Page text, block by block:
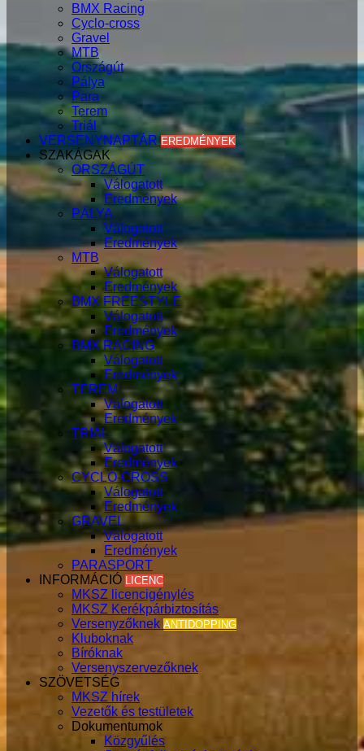
BMX Racing
Cyclo-cross
Gravel
MTB
Országút
Pálya
Para
Terem
Triál
VERSENYNAPTÁR EREDMÉNYEK
SZAKÁGAK
ORSZÁGÚT
Válogatott
Eredmények
PÁLYA
Válogatott
Eredmények
MTB
Válogatott
Eredmények
BMX FREESTYLE
Válogatott
Eredmények
BMX RACING
Válogatott
Eredmények
TEREM
Válogatott
Eredmények
TRIÁL
Válogatott
Eredmények
CYCLO-CROSS
Válogatott
Eredmények
GRAVEL
Válogatott
Eredmények
PARASPORT
INFORMÁCIÓ LICENC
MKSZ licencigénylés
MKSZ Kerékpárbiztosítás
Versenyzőknek ANTIDOPPING
Kluboknak
Bíróknak
Versenyszervezőknek
SZÖVETSÉG
MKSZ hírek
Vezetők és testületek
Dokumentumok
Közgyűlés